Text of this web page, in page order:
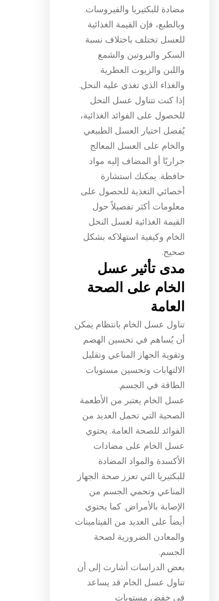
مضادة للبكتيريا والفيروسات.
وبالطبع، فإن القيمة الغذائية
للعسل تختلف باختلاف نسبة
السكر والبروتين والشمع
واللبن والزيوت العطرية
والغذاء الذي تغذي عليه النحل.
إذا كنت تتناول عسل النحل
للحصول على الفوائد الغذائية،
يُفضل اختيار العسل الطبيعي
والخام على العسل المعالج
حراريًا أو المضاف إليه مواد
حافظة. يمكنك استشارة
أخصائي التغذية للحصول على
معلومات أكثر تفصيلاً حول
القيمة الغذائية لعسل النحل
الخام وكيفية استهلاكه بشكل
صحيح.
مدى تأثير عسل
الخام على الصحة
العامة
تناول عسل الخام بانتظام يمكن
أن يُساهم في تحسين الهضم
وتقوية الجهاز المناعي وتقليل
الالتهابات وتحسين مستويات
الطاقة في الجسم.
عسل الخام يعتبر من الأطعمة
الصحية التي تحمل العديد من
الفوائد للصحة العامة. يحتوي
عسل الخام على مضادات
الأكسدة والمواد المضادة
للبكتيريا التي تعزز صحة الجهاز
المناعي وتحمي الجسم من
الإصابة بالأمراض. كما يحتوي
أيضاً على العديد من الفيتامينات
والمعادن الضرورية لصحة
الجسم.
بعض الدراسات أشارت إلى أن
تناول عسل الخام قد يساعد
في خفض مستويات